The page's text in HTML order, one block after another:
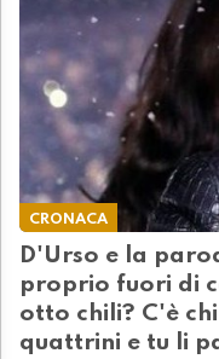
CRONACA
D'Urso e la
proprio fuori di
otto chili? C'è
quattrini e tu li